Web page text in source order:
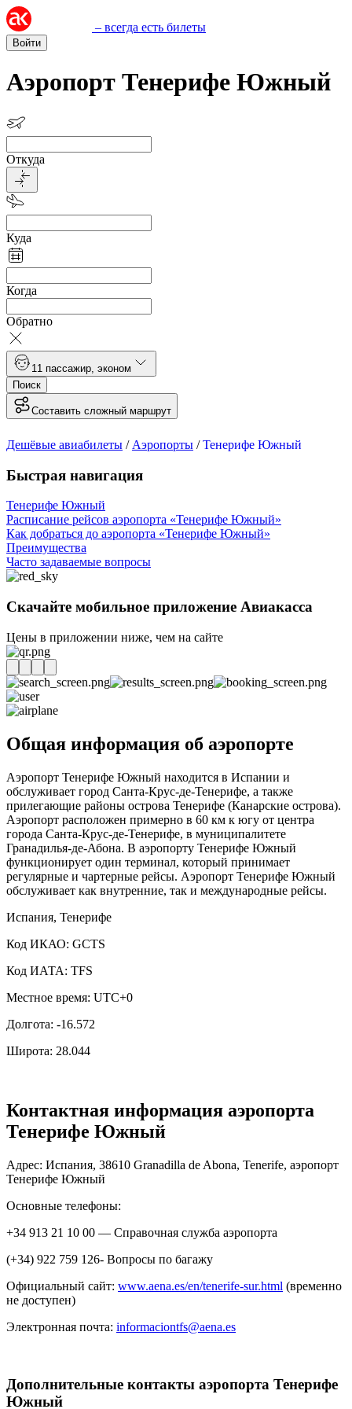
– всегда есть билеты
Войти
Аэропорт Тенерифе Южный
Откуда
Куда
Когда
Обратно
1 1 пассажир эконом
Поиск
Составить сложный маршрут
Дешёвые авиабилеты / Аэропорты /Тенерифе Южный
Быстрая навигация
Тенерифе Южный
Расписание рейсов аэропорта «Тенерифе Южный»
Как добраться до аэропорта «Тенерифе Южный»
Преимущества
Часто задаваемые вопросы
Скачайте мобильное приложение Авиакасса
Цены в приложении ниже, чем на сайте
Общая информация об аэропорте
Аэропорт Тенерифе Южный находится в Испании и
обслуживает город Санта-Крус-де-Тенерифе, а также
прилегающие районы острова Тенерифе (Канарские острова).
Аэропорт расположен примерно в 60 км к югу от центра
города Санта-Крус-де-Тенерифе, в муниципалитете
Гранадилья-де-Абона. В аэропорту Тенерифе Южный
функционирует один терминал, который принимает
регулярные и чартерные рейсы. Аэропорт Тенерифе Южный
обслуживает как внутренние, так и международные рейсы.
Испания, Тенерифе
Код ИКАО: GCTS
Код ИАТА: TFS
Местное время: UTC+0
Долгота: -16.572
Широта: 28.044
Контактная информация аэропорта
Тенерифе Южный
Адрес: Испания, 38610 Granadilla de Abona, Tenerife, аэропорт
Тенерифе Южный
Основные телефоны:
+34 913 21 10 00 — Справочная служба аэропорта
(+34) 922 759 126- Вопросы по багажу
Официальный сайт: www.aena.es/en/tenerife-sur.html (временно
не доступен)
Электронная почта: informaciontfs@aena.es
Дополнительные контакты аэропорта Тенерифе
Южный